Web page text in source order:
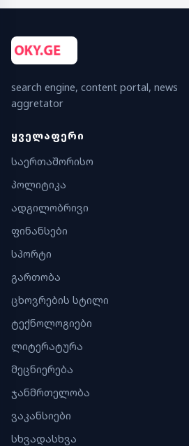
search engine, content portal, news
aggretator
ᲧᲕᲔᲚᲐᲤᲔᲠᲘ
საერთაშორისო
პოლიტიკა
ადგილობრივი
ფინანსები
სპორტი
გართობა
ცხოვრების სტილი
ტექნოლოგიები
ლიტერატურა
მეცნიერება
ჯანმრთელობა
ვაკანსიები
სხვადასხვა